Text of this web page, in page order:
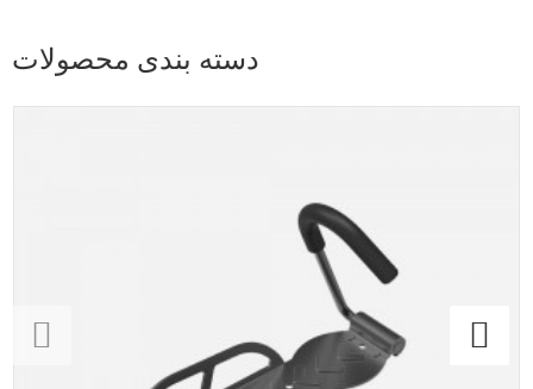
دسته بندی محصولات